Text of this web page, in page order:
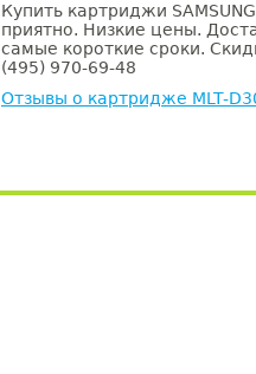
Купить картриджи
приятно. Низкие цены.
самые короткие сроки.
(495) 970-69-48
Отзывы о картридже MLT-